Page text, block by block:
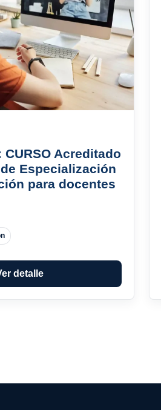
CURSO Acreditado
Especialización
para docentes
detalle